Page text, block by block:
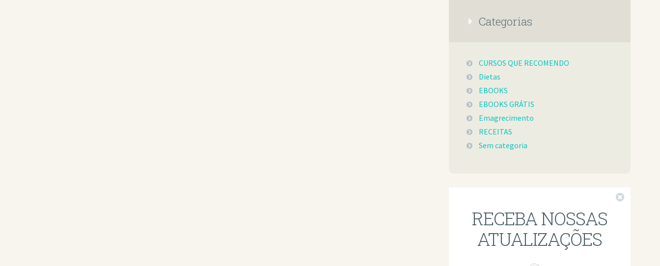
Categorias
CURSOS QUE RECOMENDO
Dietas
EBOOKS
EBOOKS GRÁTIS
Emagrecimento
RECEITAS
Sem categoria
RECEBA NOSSAS
ATUALIZAÇÕES